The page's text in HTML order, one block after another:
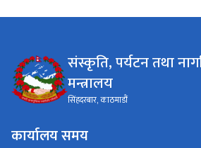
संस्कृति, पर्यटन तथा
मन्त्रालय
सिंहदरबार, काठमाडौं
कार्यालय समय